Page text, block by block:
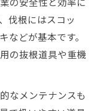
伐根にはスコッ
などが基本です。
の抜根道具や重機
なメンテナンスも